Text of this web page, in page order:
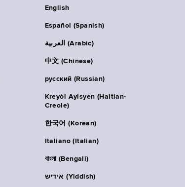
English
Español (Spanish)
العربية (Arabic)
中文 (Chinese)
русский (Russian)
Kreyòl Ayisyen (Haitian-
Creole)
한국어 (Korean)
Italiano (Italian)
বাংলা (Bengali)
אידיש (Yiddish)